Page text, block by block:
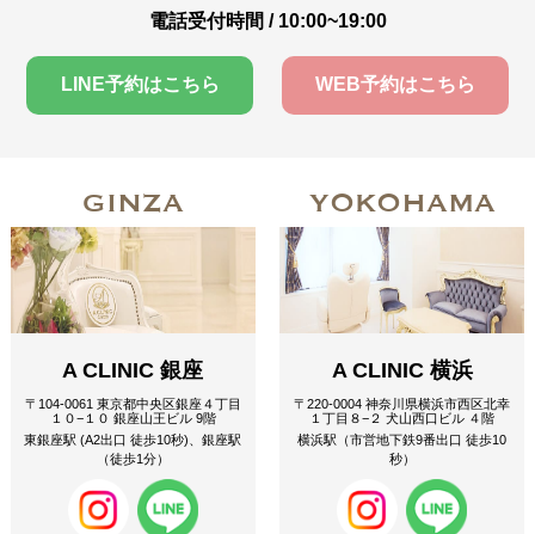
電話受付時間 / 10:00~19:00
LINE予約はこちら WEB予約はこちら
GINZA
A CLINIC 銀座
〒104-0061 東京都中央区銀座４丁目
１０−１０ 銀座山王ビル 9階
東銀座駅 (A2出口 徒歩10秒)、銀座駅
（徒歩1分）
YOKOHAMA
A CLINIC 横浜
〒220-0004 神奈川県横浜市西区北幸
１丁目８−２ 犬山西口ビル ４階
横浜駅（市営地下鉄9番出口 徒歩10
秒）